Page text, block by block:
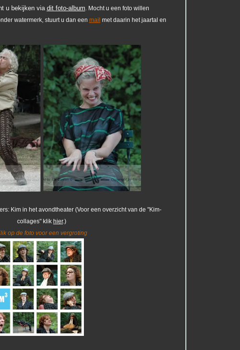
u bekijken via dit foto-album. Mocht u een foto willen
watermerk, stuurt u dan een mail met daarin het jaartal en
Kim in het avondtheater (Voor een overzicht van de "Kim-
collages" klik hier.)
op de foto voor een vergroting